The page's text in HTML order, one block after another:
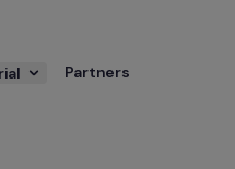
Partners